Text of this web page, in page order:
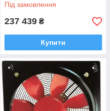
Під замовлення
237 439 ₴
Купити